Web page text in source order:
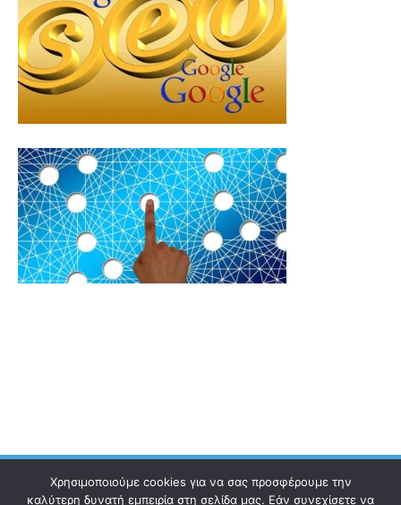
Χρησιμοποιούμε cookies για να σας προσφέρουμε την
καλύτερη δυνατή εμπειρία στη σελίδα μας. Εάν συνεχίσετε να